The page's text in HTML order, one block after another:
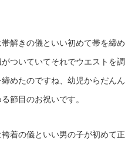
解きの儀といい初めて帯を締め
ついていてそれでウエストを調
めたのですね、幼児からだんん
節目のお祝いです。
着の儀といい男の子が初めて正